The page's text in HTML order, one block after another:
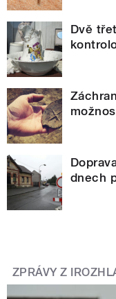
Dvě
dnech
ZPRÁVY Z